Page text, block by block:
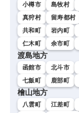
小樽市 島牧村
真狩村
留寿都村
共和町
岩内町
仁木町
余市町
渡島地方
函館市 北斗市
七飯町
鹿部町
檜山地方
八雲町 江差町